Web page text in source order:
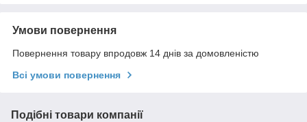
Умови повернення
Повернення товару впродовж 14 днів за домовленістю
Всі умови повернення
Подібні товари компанії